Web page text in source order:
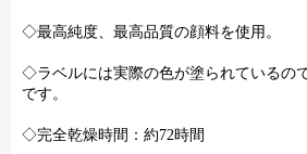
◇最高純度、最高品質の顔料を使用。
◇ラベルには実際の色が塗られているの
です。
◇完全乾燥時間：約72時間